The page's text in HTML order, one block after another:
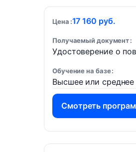
Цена 17 160 руб.
Получаемый документ
Удостоверение о
Обучение на базе
Высшее или среднее
Смотреть